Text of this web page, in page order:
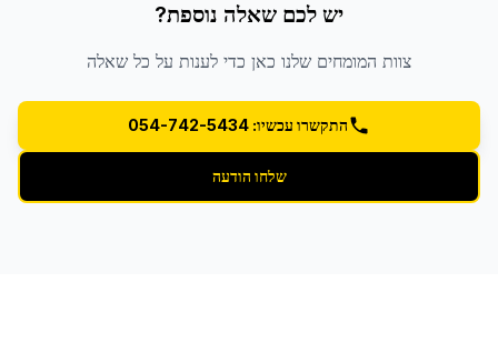
יש לכם שאלה נוספת?
צוות המומחים שלנו כאן כדי לענות על כל שאלה
התקשרו עכשיו: 054-742-5434
שלחו הודעה